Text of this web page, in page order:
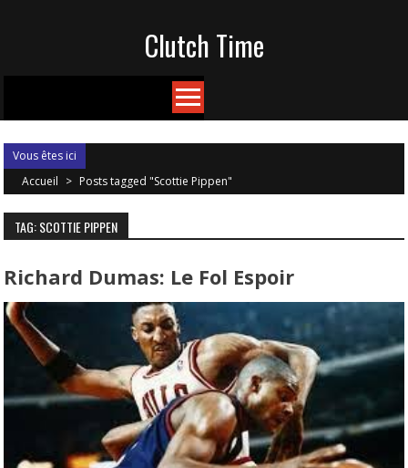
Clutch Time
Vous êtes ici
Accueil > Posts tagged "Scottie Pippen"
TAG: SCOTTIE PIPPEN
Richard Dumas: Le Fol Espoir